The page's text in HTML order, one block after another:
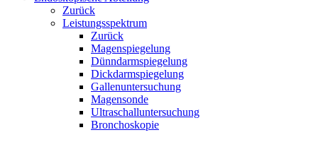
Zurück
Leistungsspektrum
Zurück
Magenspiegelung
Dünndarmspiegelung
Dickdarmspiegelung
Gallenuntersuchung
Magensonde
Ultraschalluntersuchung
Bronchoskopie